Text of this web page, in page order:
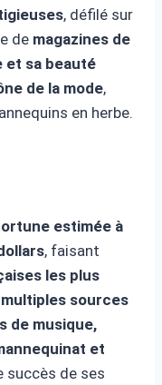
, défilé sur
de magazines de
et sa beauté
de la mode,
en herbe.
estimée à
, faisant
les plus
multiples sources
de musique,
et
succès de ses